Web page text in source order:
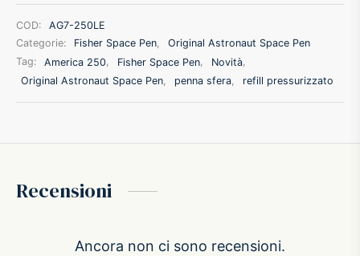
COD:
AG7-250LE
Categorie:
Fisher Space Pen
Original Astronaut Space Pen
Tag:
America 250, Fisher Space Pen, Novità,
Original Astronaut Space Pen
penna sfera refill pressurizzato
Recensioni
Ancora non ci sono recensioni.